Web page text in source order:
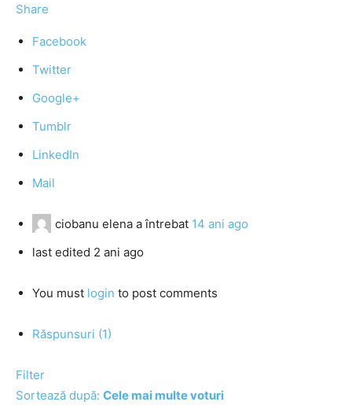
Share
Facebook
Twitter
Google+
Tumblr
LinkedIn
Mail
ciobanu elena a întrebat 14 ani ago
last edited 2 ani ago
You must login to post comments
Răspunsuri (1)
Filter
Sortează după: Cele mai multe voturi